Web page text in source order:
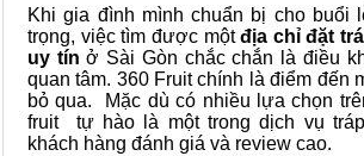
Khi gia đình mình chuẩn bị cho buổi
trọng, việc tìm được mộtđịa chỉ đặt
uy tín ở Sài Gòn chắc chắn là điều
quan tâm. 360 Fruit chính là điểm đến
bỏ qua. Mặc dù có nhiều lựa chọn
fruit tự hào là một trong dịch vụ
khách hàng đánh giá và review cao.